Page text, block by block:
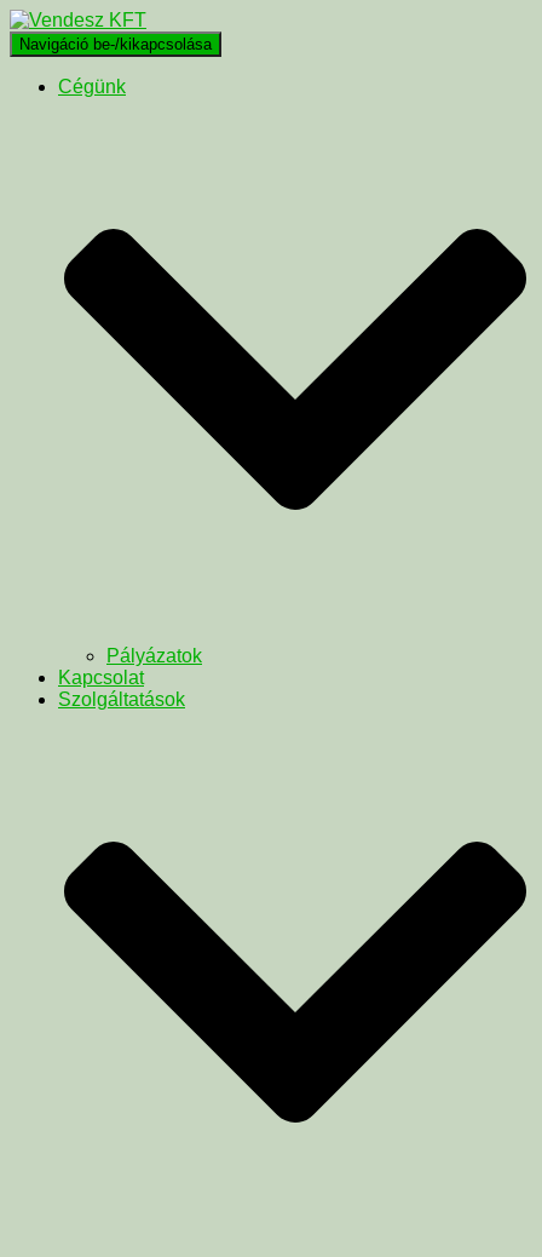
Navigáció be-/kikapcsolása
Cégünk
Pályázatok
Kapcsolat
Szolgáltatások